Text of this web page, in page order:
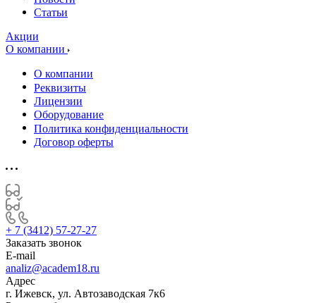
Статьи
Акции
О компании
О компании
Реквизиты
Лицензии
Оборудование
Политика конфиденциальности
Договор оферты
+ 7 (3412) 57-27-27
Заказать звонок
E-mail
analiz@academ18.ru
Адрес
г. Ижевск, ул. Автозаводская 7к6